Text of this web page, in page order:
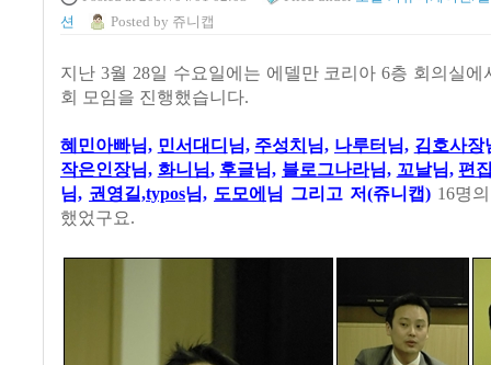
션
Posted by 쥬니캡
지난 3월 28일 수요일에는 에델만 코리아 6층 회의실에
회 모임을 진행했습니다.
혜민아빠님, 민서대디 님, 주성치 님, 나루터 님, 김호사장
작은인장님, 화니님, 후글님, 블로그나라님, 꼬날님,편
님, 권영길,typos님, 도모에 님 그리고 저(쥬니캡) 16명
했었구요.